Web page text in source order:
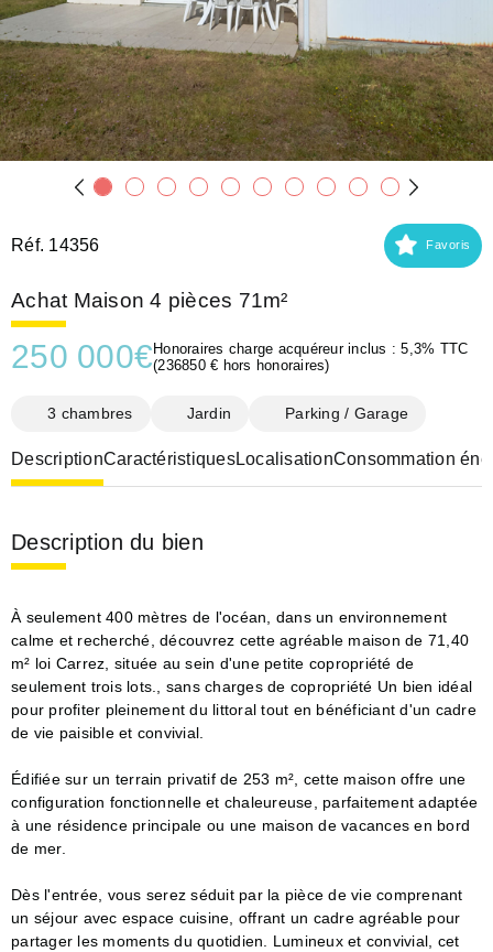
Réf. 14356 Favoris
Achat Maison 4 pièces 71m²
250 000€ Honoraires charge acquéreur inclus : 5,3% TTC
(236850 € hors honoraires)
3 chambres Jardin Parking / Garage
DescriptionCaractéristiquesLocalisationConsommation
Description du bien
À seulement 400 mètres de l'océan, dans un environnement
calme et recherché, découvrez cette agréable maison de 71,40
m² loi Carrez, située au sein d'une petite copropriété de
seulement trois lots., sans charges de copropriété Un bien idéal
pour profiter pleinement du littoral tout en bénéficiant d'un cadre
de vie paisible et convivial.
Édifiée sur un terrain privatif de 253 m², cette maison offre une
configuration fonctionnelle et chaleureuse, parfaitement adaptée
à une résidence principale ou une maison de vacances en bord
de mer.
Dès l'entrée, vous serez séduit par la pièce de vie comprenant
un séjour avec espace cuisine, offrant un cadre agréable pour
partager les moments du quotidien. Lumineux et convivial, cet